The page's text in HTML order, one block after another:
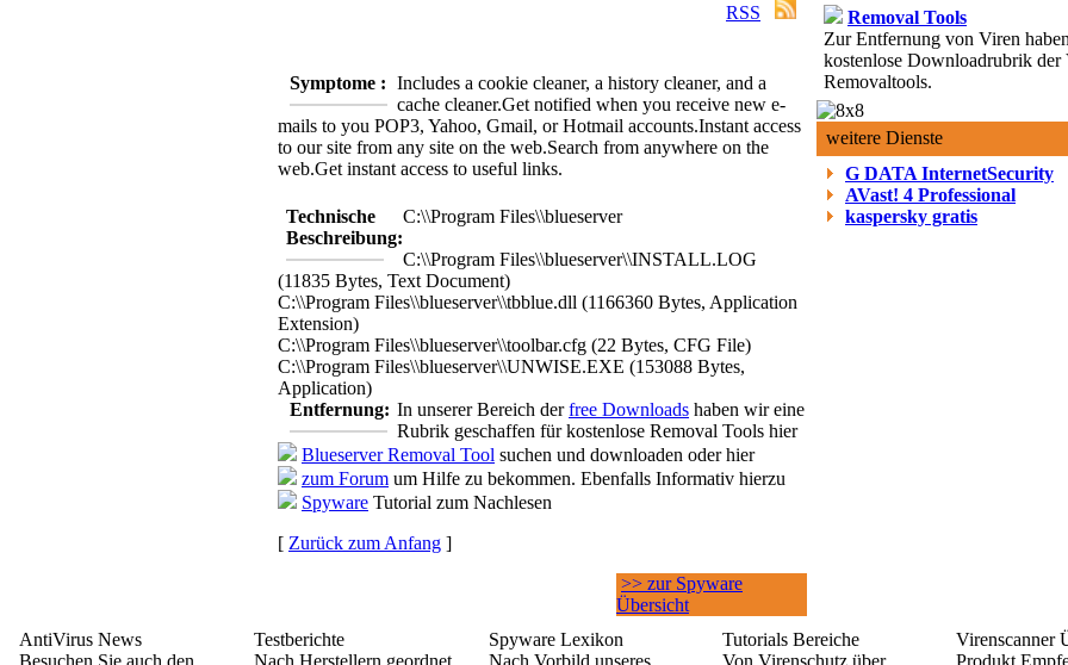
RSS
Symptome : Includes a cookie cleaner, a history cleaner, and a
cache cleaner.Get notified when you receive new e-
mails to you POP3, Yahoo, Gmail, or Hotmail accounts.Instant access
to our site from any site on the web.Search from anywhere on the
web.Get instant access to useful links.
Technische
Beschreibung:
C:\\Program Files\\blueserver
C:\\Program Files\\blueserver\\INSTALL.LOG
(11835 Bytes, Text Document)
C:\\Program Files\\blueserver\\tbblue.dll (1166360 Bytes, Application
Extension)
C:\\Program Files\\blueserver\\toolbar.cfg (22 Bytes, CFG File)
C:\\Program Files\\blueserver\\UNWISE.EXE (153088 Bytes,
Application)
Entfernung: In unserer Bereich derfree Downloads haben wir eine
Rubrik geschaffen für kostenlose Removal Tools hier
Blueserver Removal Tool suchen und downloaden oder hier
zum Forum um Hilfe zu bekommen. Ebenfalls Informativ hierzu
Spyware Tutorial zum Nachlesen
[ Zurück zum Anfang ]
>> zur Spyware
Übersicht
Removal Tools
Zur Entfernung von Viren
kostenlose Downloadrubrik der
Removaltools.
weitere Dienste
G DATA InternetSecurity
AVast! 4 Professional
kaspersky gratis
AntiVirus News
Besuchen Sie auch den
Testberichte
Nach Herstellern geordnet,
Spyware Lexikon
Nach Vorbild unseres
Tutorials Bereiche
Von Virenschutz über
Virenscanner
Produkt